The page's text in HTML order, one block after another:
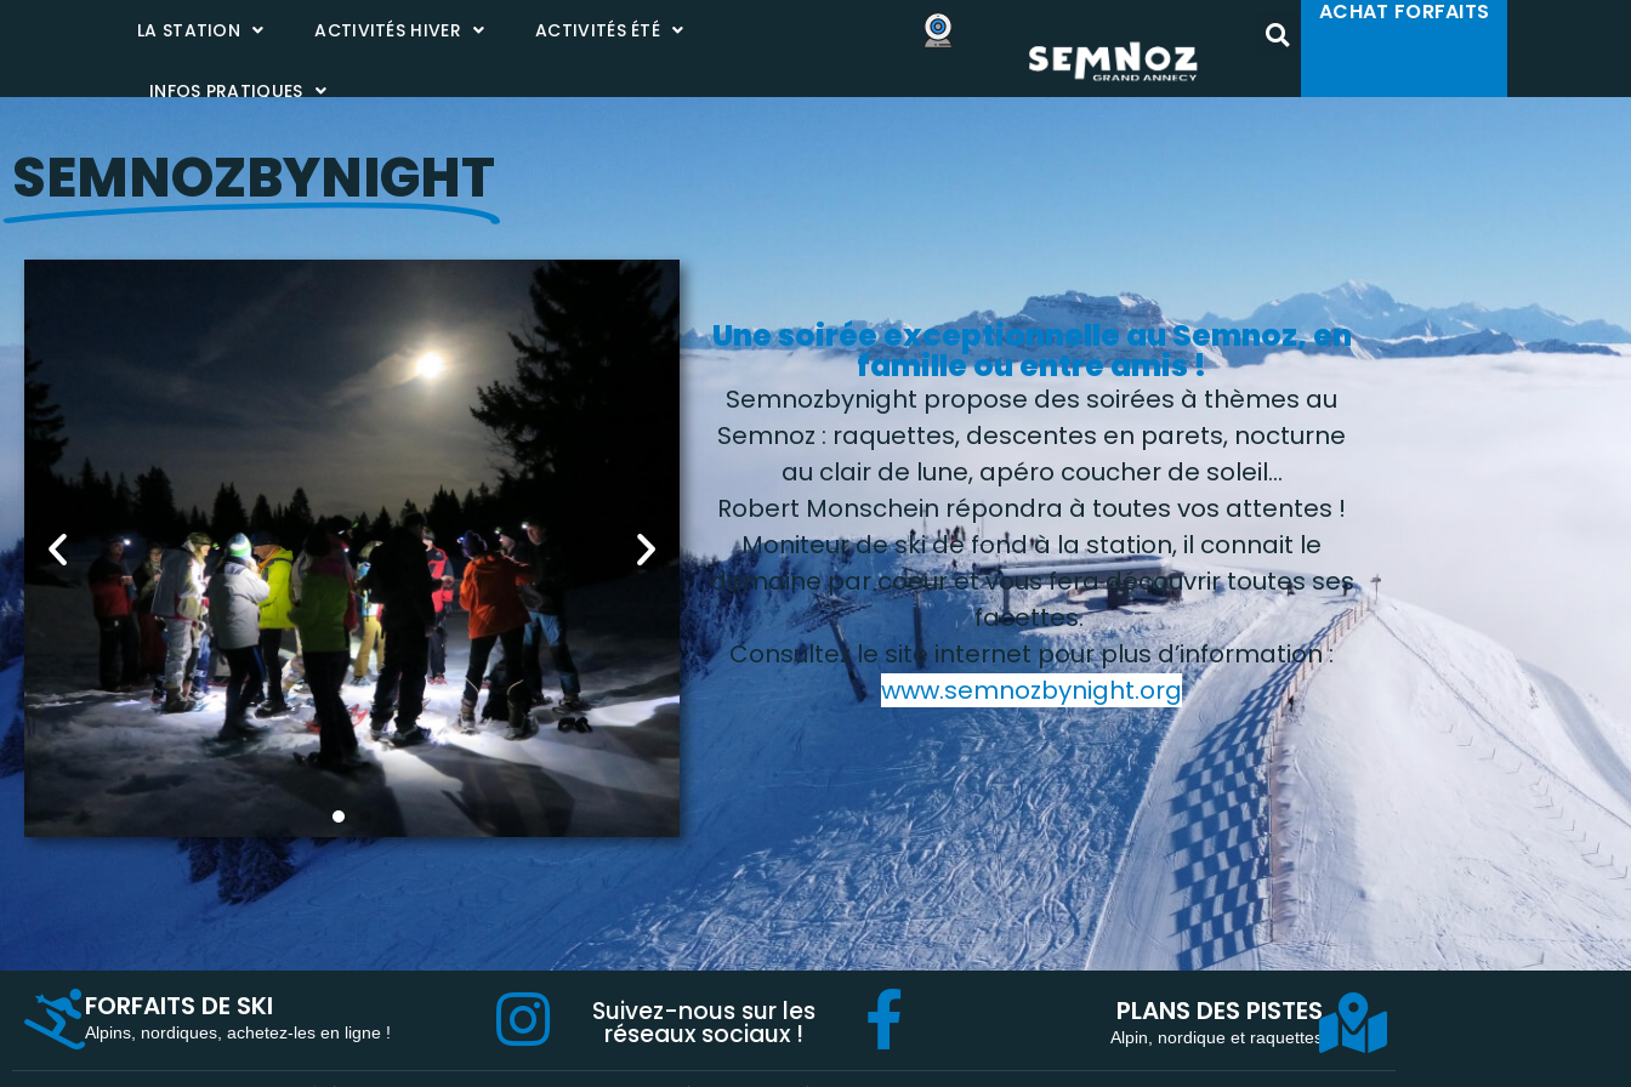
LA STATION ACTIVITÉS HIVER ACTIVITÉS ÉTÉ
INFOS PRATIQUES
ACHAT FORFAITS
SEMNOZBYNIGHT
Une soirée exceptionnelle au Semnoz, en
famille ou entre amis !
Semnozbynight propose des soirées à thèmes au
Semnoz : raquettes, descentes en parets, nocturne
au clair de lune, apéro coucher de soleil…
Robert Monschein répondra à toutes vos attentes !
Moniteur de ski de fond à la station, il connait le
domaine par coeur et vous fera découvrir toutes ses
facettes.
Consultez le site internet pour plus d’information :
www.semnozbynight.org
FORFAITS DE SKI
Alpins, nordiques, achetez-les en ligne !
Suivez-nous sur les
réseaux sociaux !
PLANS DES PISTES
Alpin, nordique et raquettes